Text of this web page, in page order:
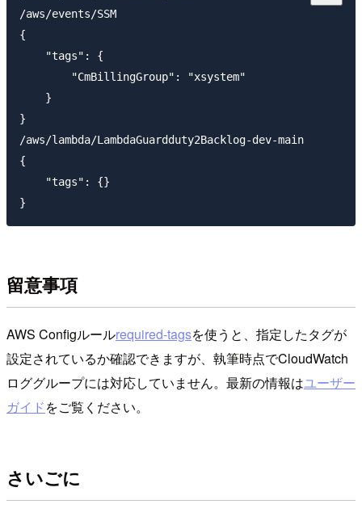
/aws/events/SSM
{
    "tags": {
        "CmBillingGroup": "xsystem"
    }
}
/aws/lambda/LambdaGuardduty2Backlog-dev-main
{
    "tags": {}
留意事項
AWS Configルールrequired-tagsを使うと、指定したタグが
設定されているか確認できますが、執筆時点でCloudWatch
ロググループには対応していません。最新の情報はユーザー
ガイドをご覧ください。
さいごに